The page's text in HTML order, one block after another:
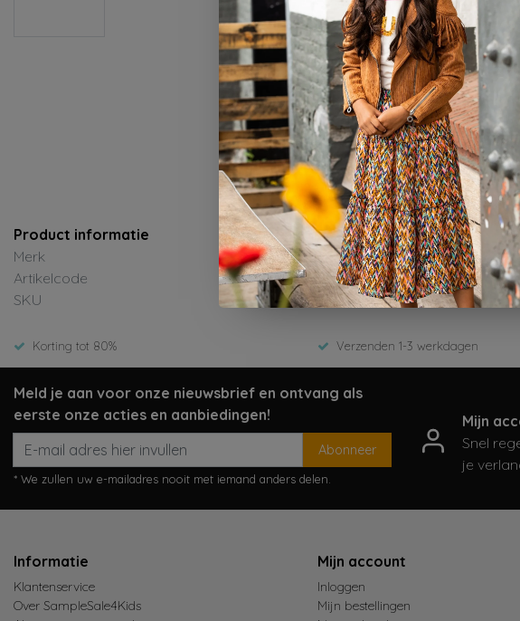
Product informatie
Merk
NONO Petite
Artikelcode
E000-7404-
SKU
Zomer 2025
Korting tot 80% Verzenden 1-3 werkdagen
Meld je aan voor onze nieuwsbrief en ontvang als
eerste onze acties en aanbiedingen!
Abonneer
* We zullen uw e-mailadres nooit met iemand anders delen.
Mijn
Snel
je
Informatie
Klantenservice
Over SampleSale4Kids
Mijn account
Inloggen
Mijn bestellingen